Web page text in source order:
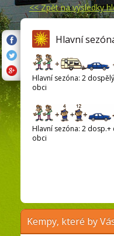
<<Zpět na výsledky
Hlavní
Hlavní sezóna: 2
obci
Hlavní sezóna: 2
obci
Kempy, které by